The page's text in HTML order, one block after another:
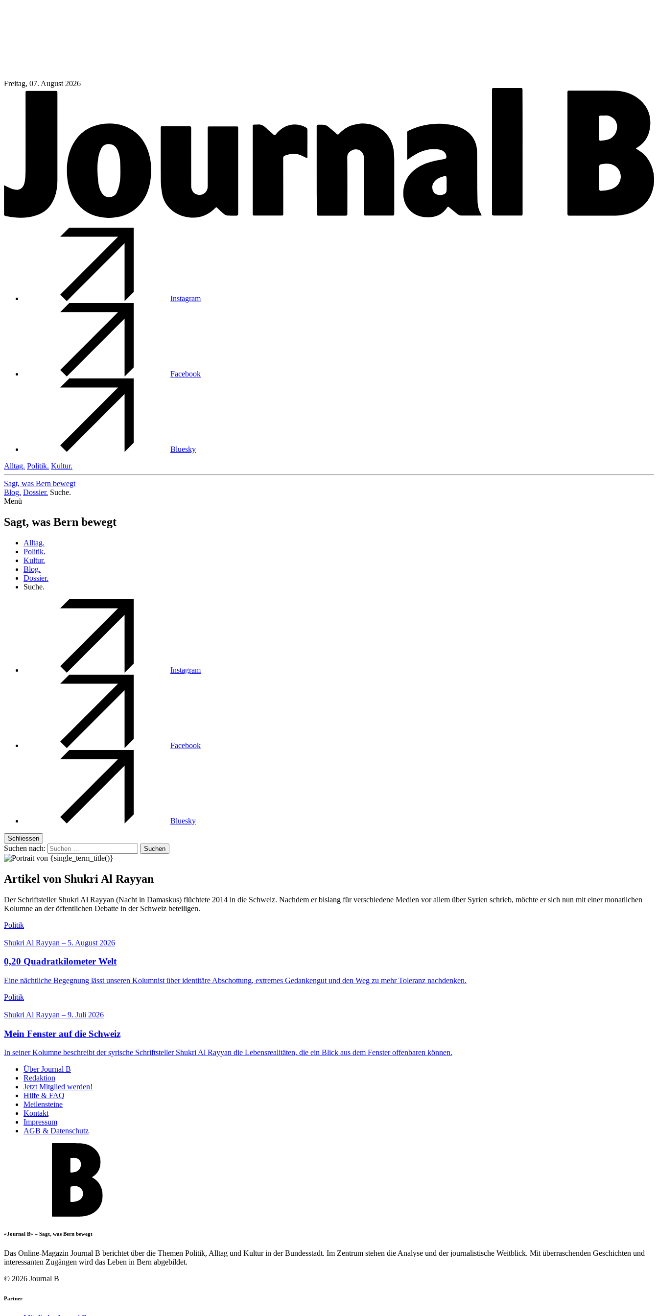
Freitag, 07. August 2026
Instagram
Facebook
Bluesky
Alltag. Politik. Kultur.
Sagt, was Bern bewegt
Blog. Dossier. Suche.
Menü
Sagt, was Bern bewegt
Alltag.
Politik.
Kultur.
Blog.
Dossier.
Suche.
Instagram
Facebook
Bluesky
Schliessen
Suchen nach:
Artikel von Shukri Al Rayyan
Der Schriftsteller Shukri Al Rayyan (Nacht in Damaskus) flüchtete 2014 in die Schweiz. Nachdem er bislang für verschiedene Medien vor allem über Syrien schrieb, möchte er sich nun mit einer monatlichen
Kolumne an der öffentlichen Debatte in der Schweiz beteiligen.
Politik
Shukri Al Rayyan – 5. August 2026
0,20 Quadratkilometer Welt
Eine nächtliche Begegnung lässt unseren Kolumnist über identitäre Abschottung, extremes Gedankengut und den Weg zu mehr Toleranz nachdenken.
Politik
Shukri Al Rayyan – 9. Juli 2026
Mein Fenster auf die Schweiz
In seiner Kolumne beschreibt der syrische Schriftsteller Shukri Al Rayyan die Lebensrealitäten, die ein Blick aus dem Fenster offenbaren können.
Über Journal B
Redaktion
Jetzt Mitglied werden!
Hilfe & FAQ
Meilensteine
Kontakt
Impressum
AGB & Datenschutz
«Journal B» – Sagt, was Bern bewegt
Das Online-Magazin Journal B berichtet über die Themen Politik, Alltag und Kultur in der Bundesstadt. Im Zentrum stehen die Analyse und der journalistische Weitblick. Mit überraschenden Geschichten und
interessanten Zugängen wird das Leben in Bern abgebildet.
© 2026 Journal B
Partner